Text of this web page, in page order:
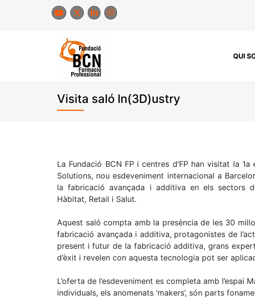
Visita saló In(3D)ustry
QUI
La Fundació BCN FP i centres d’FP han visitat la
Solutions, nou esdeveniment internacional a
la fabricació avançada i additiva en els sectors
Hàbitat, Retail i Salut.
Aquest saló compta amb la presència de les 30
fabricació avançada i additiva, protagonistes de
present i futur de la fabricació additiva, grans
d’èxit i revelen con aquesta tecnologia pot ser
L’oferta de l’esdeveniment es completa amb l’espai
individuals, els anomenats ‘makers’, són parts